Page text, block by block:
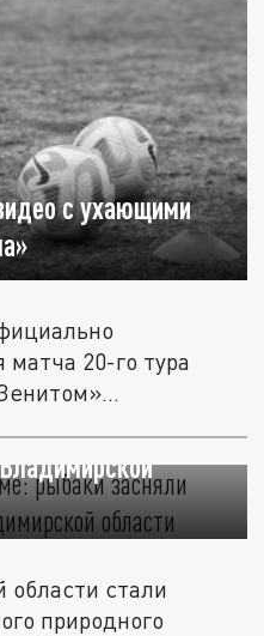
с ухающими
20-го тура
рыбаки засняли
стали
природного